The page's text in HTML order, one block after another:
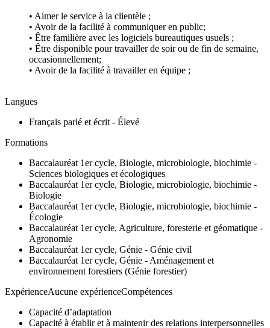
• Aimer le service à la clientèle ;
• Avoir de la facilité à communiquer en public;
• Être familière avec les logiciels bureautiques usuels ;
• Être disponible pour travailler de soir ou de fin de semaine,
occasionnellement;
• Avoir de la facilité à travailler en équipe ;
Langues
Français parlé et écrit - Élevé
Formations
Baccalauréat 1er cycle, Biologie, microbiologie, biochimie -
Sciences biologiques et écologiques
Baccalauréat 1er cycle, Biologie, microbiologie, biochimie -
Biologie
Baccalauréat 1er cycle, Biologie, microbiologie, biochimie -
Écologie
Baccalauréat 1er cycle, Agriculture, foresterie et géomatique -
Agronomie
Baccalauréat 1er cycle, Génie - Génie civil
Baccalauréat 1er cycle, Génie - Aménagement et
environnement forestiers (Génie forestier)
ExpérienceAucune expérienceCompétences
Capacité d’adaptation
Capacité à établir et à maintenir des relations interpersonnelles